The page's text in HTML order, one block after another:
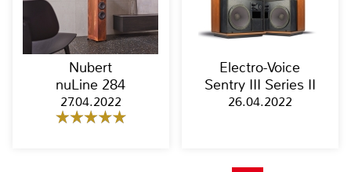
Nubert
nuLine 284
27.04.2022
Electro-Voice
Sentry III Series II
26.04.2022